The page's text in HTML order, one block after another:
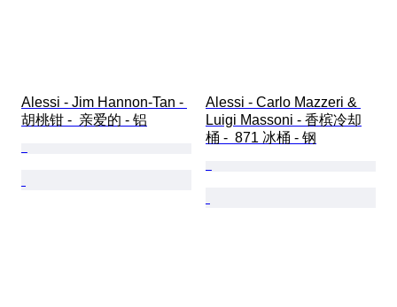
Alessi - Jim Hannon-Tan -
胡桃钳 -  亲爱的 - 铝
Alessi - Carlo Mazzeri &
Luigi Massoni - 香槟冷却
桶 -  871 冰桶 - 钢